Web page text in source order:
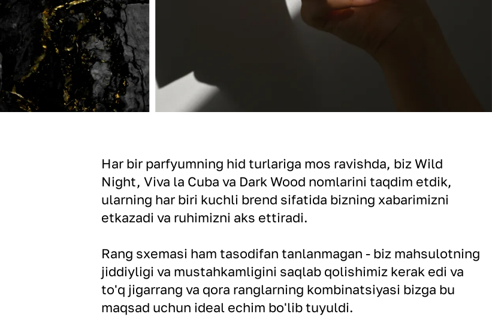
Har bir parfyumning hid turlariga mos ravishda, biz Wild
Night, Viva la Cuba va Dark Wood nomlarini taqdim etdik,
ularning har biri kuchli brend sifatida bizning xabarimizni
etkazadi va ruhimizni aks ettiradi.
Rang sxemasi ham tasodifan tanlanmagan - biz mahsulotning
jiddiyligi va mustahkamligini saqlab qolishimiz kerak edi va
to'q jigarrang va qora ranglarning kombinatsiyasi bizga bu
maqsad uchun ideal echim bo'lib tuyuldi.